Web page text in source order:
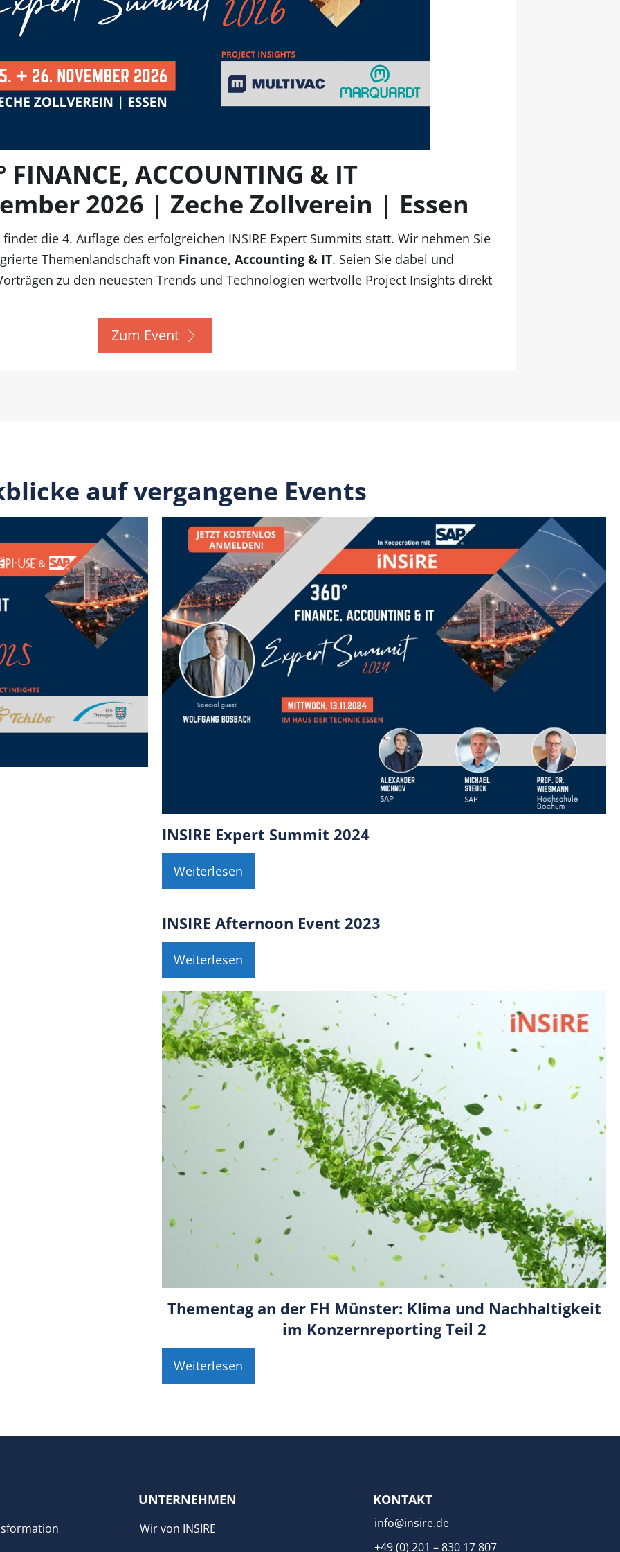
FINANCE, ACCOUNTING & IT
2026 | Zeche Zollverein | Essen
findet die 4. Auflage des erfolgreichen INSIRE Expert Summits statt. Wir nehmen Sie
Themenlandschaft von Finance, Accounting & IT. Seien Sie dabei und
zu den neuesten Trends und Technologien wertvolle Project Insights direkt
Zum Event
auf vergangene Events
INSIRE Expert Summit 2024
Weiterlesen
INSIRE Afternoon Event 2023
Weiterlesen
Thementag an der FH Münster: Klima und Nachhaltigkeit
im Konzernreporting Teil 2
Weiterlesen
UNTERNEHMEN
Wir von INSIRE
KONTAKT
info@insire.de
+49 (0) 201 – 830 17 807